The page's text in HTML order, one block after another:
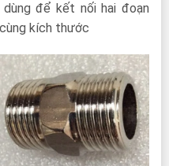
để kết nối hai đoạn
kích thước